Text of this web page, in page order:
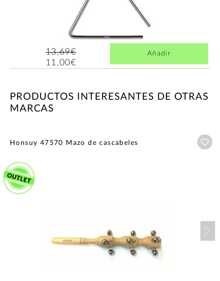
13,69€
11,00€
Añadir
PRODUCTOS INTERESANTES DE OTRAS
MARCAS
Honsuy 47570 Mazo de cascabeles